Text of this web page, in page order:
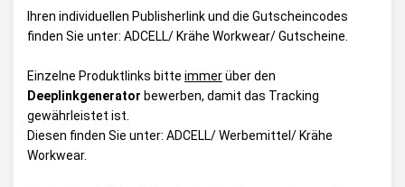
Ihren individuellen Publisherlink und die Gutscheincodes
finden Sie unter: ADCELL/ Krähe Workwear/ Gutscheine
Einzelne Produktlinks bitte immerüber den
Deeplinkgenerator bewerben, damit das Tracking
gewährleistet ist.
Diesen finden Sie unter: ADCELL/ Werbemittel/ Krähe
Workwear.